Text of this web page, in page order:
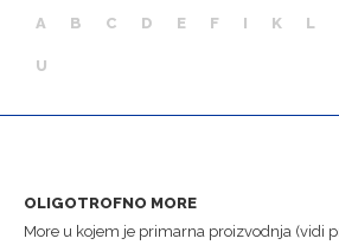
A B C D E F I K L
U
OLIGOTROFNO MORE
More u kojem je primarna proizvodnja (vidi